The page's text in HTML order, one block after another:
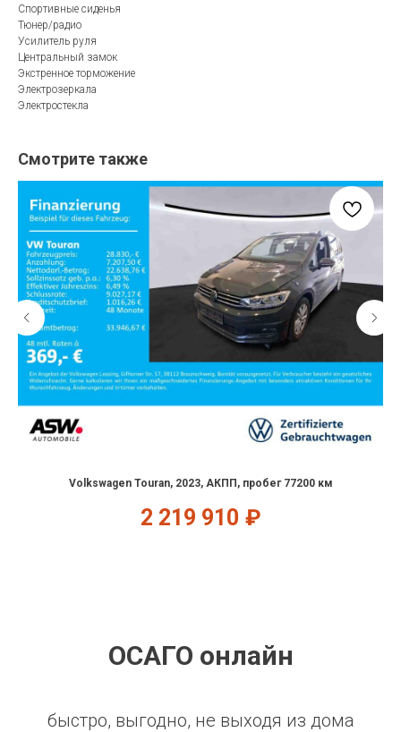
Спортивные сиденья
Тюнер/радио
Усилитель руля
Центральный замок
Экстренное торможение
Электрозеркала
Электростекла
Смотрите также
Volkswagen Touran, 2023, АКПП, пробег 77200 км
2 219 910 ₽
ОСАГО онлайн
быстро, выгодно, не выходя из дома